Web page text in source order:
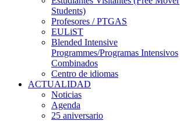
Students)
Profesores / PTGAS
EULiST
Blended Intensive
Programmes/Programas Intensivos
Combinados
Centro de idiomas
ACTUALIDAD
Noticias
Agenda
25 aniversario